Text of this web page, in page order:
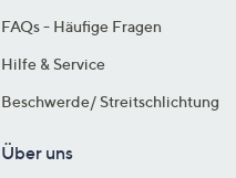
FAQs - Häufige Fragen
Hilfe & Service
Beschwerde/ Streitschlichtung
Über uns